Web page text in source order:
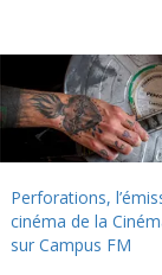
Perforations,
cinéma de la
sur Campus FM